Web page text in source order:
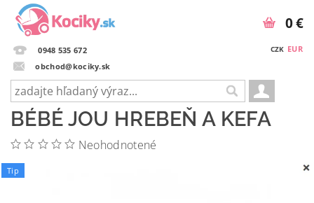
0948 535 672
obchod@kociky.sk
CZK EUR
0 €
BÉBÉ JOU HREBEŇ A KEFA
Neohodnotené
Tip